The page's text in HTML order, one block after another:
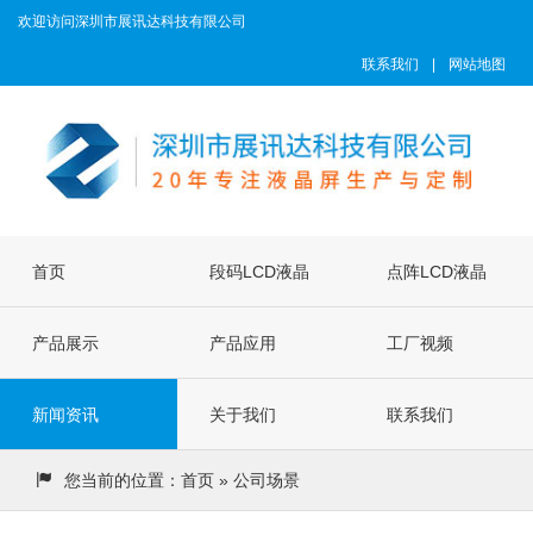
欢迎访问深圳市展讯达科技有限公司
联系我们 网站地图
首页 段码LCD液晶
屏
点阵LCD液晶
屏
产品展示 产品应用 工厂视频
新闻资讯 关于我们 联系我们
您当前的位置： 首页 » 公司场景